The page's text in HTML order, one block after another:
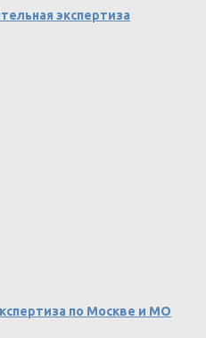
экспертиза
по Москве и МО